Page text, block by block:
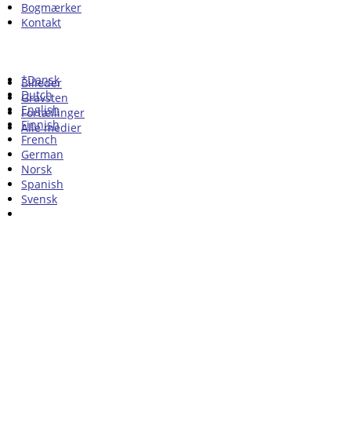
Billeder
Gravsten
Fortællinger
Alle medier
Bogmærker
Kontakt
*Dansk
Dutch
English
Finnish
French
German
Norsk
Spanish
Svensk